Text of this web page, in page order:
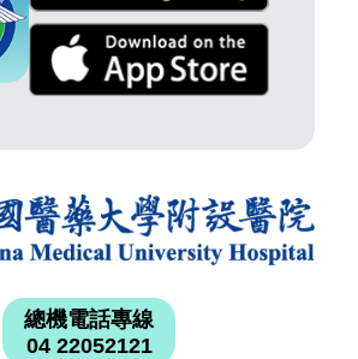
總機電話專線
04 22052121